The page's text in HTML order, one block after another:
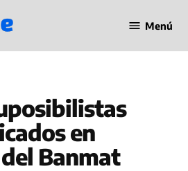
en Línea
Menú
en
Banmat